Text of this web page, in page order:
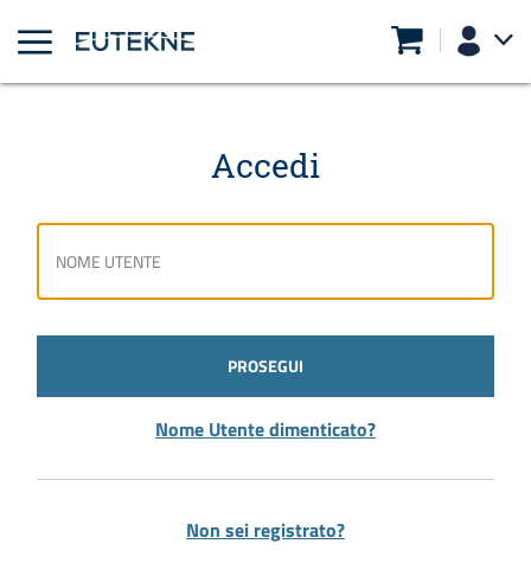
Accedi
PROSEGUI
Nome Utente dimenticato?
Non sei registrato?